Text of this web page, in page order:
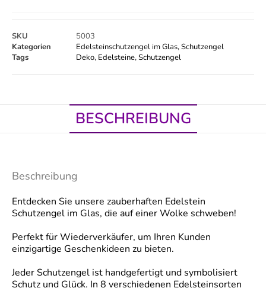
SKU
5003
Kategorien
Edelsteinschutzengel im Glas,Schutzengel
Tags
Deko, Edelsteine,Schutzengel
BESCHREIBUNG
Beschreibung
Entdecken Sie unsere zauberhaften Edelstein
Schutzengel im Glas, die auf einer Wolke schweben!
Perfekt für Wiederverkäufer, um Ihren Kunden
einzigartige Geschenkideen zu bieten.
Jeder Schutzengel ist handgefertigt und symbolisiert
Schutz und Glück. In 8 verschiedenen Edelsteinsorten